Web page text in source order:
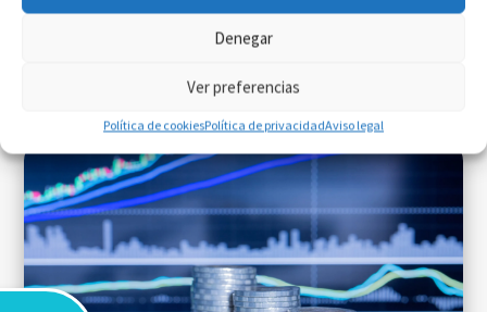
Denegar
Ver preferencias
Política de cookiesPolítica de privacidadAviso legal
publicados